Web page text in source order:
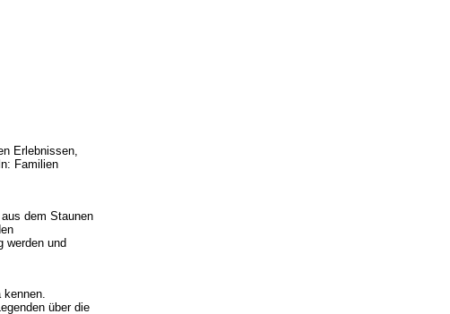
Erlebnissen,
Familien
dem Staunen
werden und
kennen.
über die